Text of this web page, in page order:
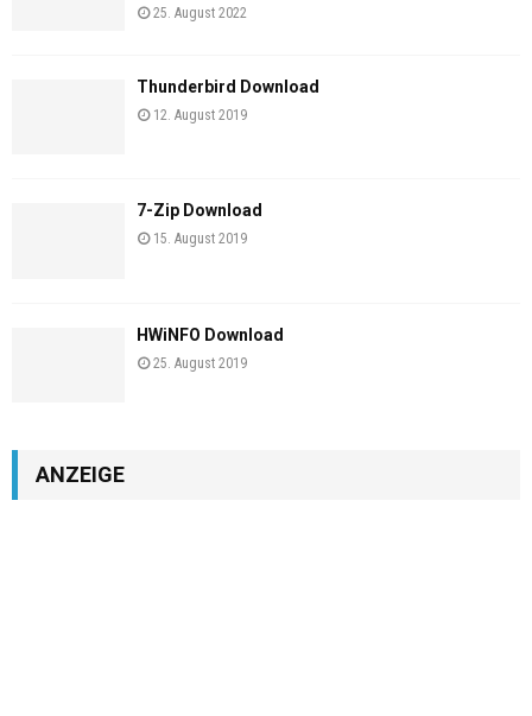
25. August 2022
Thunderbird Download
12. August 2019
7-Zip Download
15. August 2019
HWiNFO Download
25. August 2019
ANZEIGE